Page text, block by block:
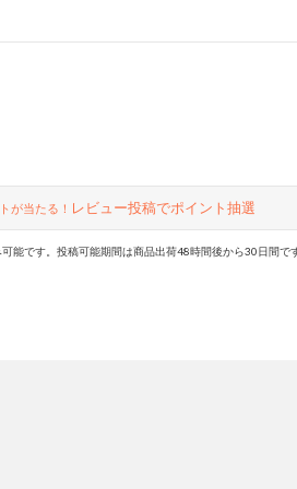
が当たる！ レビュー投稿でポイント抽選
能です。投稿可能期間は商品出荷48時間後から30日間で